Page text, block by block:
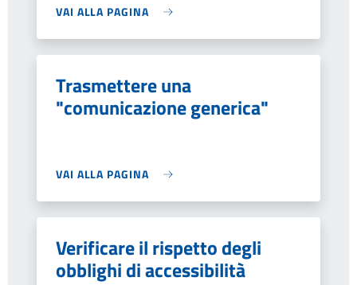
VAI ALLA PAGINA
Trasmettere una
"comunicazione generica"
VAI ALLA PAGINA
Verificare il rispetto degli
obblighi di accessibilità